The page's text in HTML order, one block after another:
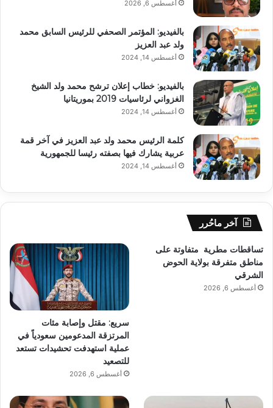
أغسطس 6, 2026
بالفيديو: المؤتمر الصحفي للرئيس السابق محمد
ولد عبد العزيز
أغسطس 14, 2024
بالفيديو: خطاب إعلان ترشح محمد ولد الشيخ
الغزواني لرئاسيات 2019 بموريتانيا
أغسطس 14, 2024
كلمة الرئيس محمد ولد عبد العزيز في آخر قمة
عربية يشارك فيها بصفته رئيسا للجمهورية
أغسطس 14, 2024
آخر ماحُرر
تساقطات مطرية متفاوتة على
مناطق متفرقة بولاية الحوض
الشرقي
أغسطس 6, 2026
سريع: مقتل وإصابة مئات
المرتزقة المدعومين سعودياً في
عملية استهدفت تحشيدات تستعد
للتصعيد
أغسطس 6, 2026